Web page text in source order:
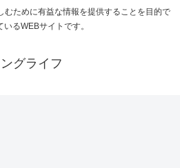
むために有益な情報を提供することを目的で
いるWEBサイトです。
グライフ